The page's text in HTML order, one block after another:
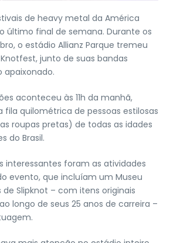
de heavy metal da América
último final de semana. Durante os
o estádio Allianz Parque tremeu
junto de suas bandas
apaixonado.
aconteceu às 11h da manhã,
quilométrica de pessoas estilosas
roupas pretas) de todas as idades
do Brasil.
interessantes foram as atividades
evento, que incluíam um Museu
Slipknot – com itens originais
longo de seus 25 anos de carreira –